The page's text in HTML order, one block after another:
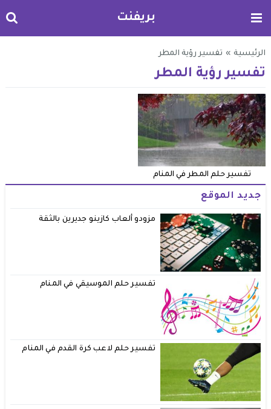
بريفنت
الرئيسية » تفسير رؤية المطر
تفسير رؤية المطر
تفسير حلم المطر في المنام
جديد الموقع
مزودو ألعاب كازينو جديرين بالثقة
تفسير حلم الموسيقي في المنام
تفسير حلم لاعب كرة القدم في المنام